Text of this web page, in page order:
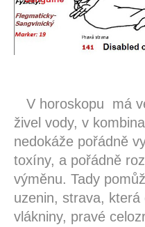
V horoskopu má
živel vody, v
nedokáže pořádně
toxíny, a pořádně
výměnu. Tady
uzenin, strava, která
vlákniny, pravé